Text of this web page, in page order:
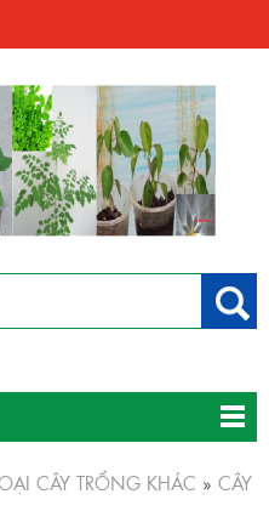
CÂY TRỒNG KHÁC » CÂY